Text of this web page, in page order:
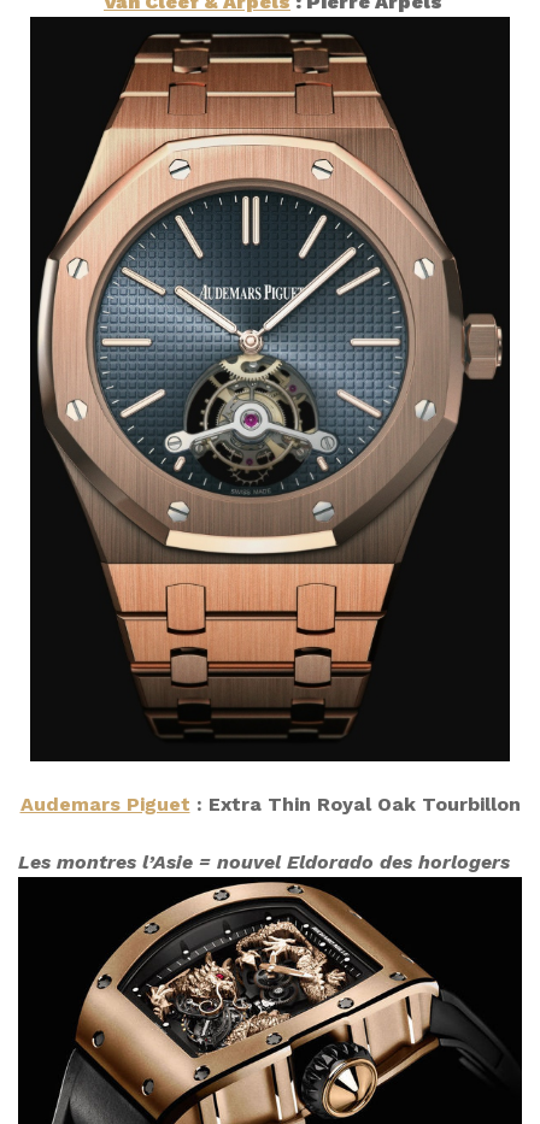
Audemars Piguet : Extra Thin Royal Oak Tourbillon
Les montres l’Asie = nouvel Eldorado des horlogers